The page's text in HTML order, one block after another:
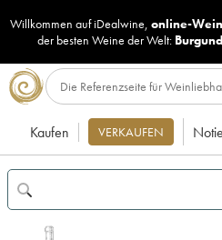
Willkommen auf iDealwine, online-
der besten Weine der Welt: Burgund
Kaufen VERKAUFEN